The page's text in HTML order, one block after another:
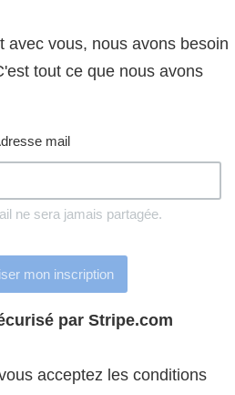
avec vous, nous avons besoin
tout ce que nous avons
mail
ne sera jamais partagée.
mon inscription
par Stripe.com
acceptez les conditions